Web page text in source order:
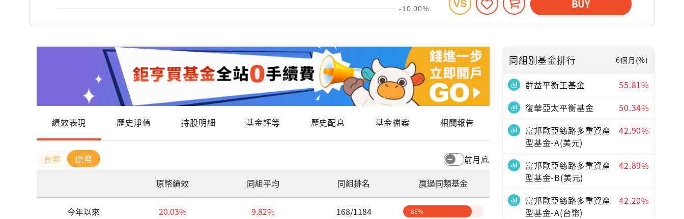
-10.00% BUY
績效表現 歷史淨值 持股明細 基金評等 歷史配息 基金檔案 相關報告
原幣
前月底
原幣績效
同組平均 同組排名 贏過同類基金
今年以來 20.03% 9.82% 168/1184 86%
同組別基金排行 6個月(%)
群益平衡王基金
55.81%
復華亞太平衡基金
50.34%
富邦歐亞絲路多重資產
型基金-A(美元)
42.90%
富邦歐亞絲路多重資產
型基金-B(美元)
42.89%
富邦歐亞絲路多重資產
型基金-A(台幣)
42.20%